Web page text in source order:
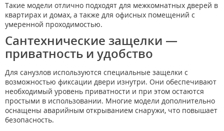
Такие модели отлично подходят для межкомнатных дверей в
квартирах и домах, а также для офисных помещений с
умеренной проходимостью.
Сантехнические защелки —
приватность и удобство
Для санузлов используются специальные защелки с
возможностью фиксации двери изнутри. Они обеспечивают
необходимый уровень приватности и при этом остаются
простыми в использовании. Многие модели дополнительно
оснащены аварийным открыванием снаружи, что повышает
безопасность.